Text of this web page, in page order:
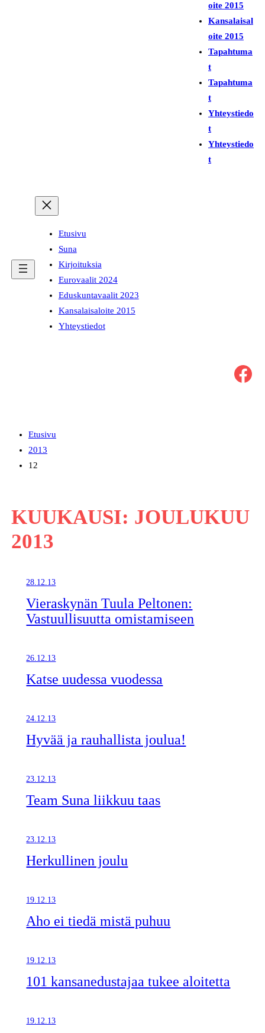
oite 2015
Kansalaisal
oite 2015
Tapahtuma
t
Tapahtuma
t
Yhteystiedo
t
Yhteystiedo
t
Etusivu
Suna
Kirjoituksia
Eurovaalit 2024
Eduskuntavaalit 2023
Kansalaisaloite 2015
Yhteystiedot
Facebook
Etusivu
2013
12
KUUKAUSI: JOULUKUU
2013
28.12.13
Vieraskynän Tuula Peltonen:
Vastuullisuutta omistamiseen
26.12.13
Katse uudessa vuodessa
24.12.13
Hyvää ja rauhallista joulua!
23.12.13
Team Suna liikkuu taas
23.12.13
Herkullinen joulu
19.12.13
Aho ei tiedä mistä puhuu
19.12.13
101 kansanedustajaa tukee aloitetta
19.12.13